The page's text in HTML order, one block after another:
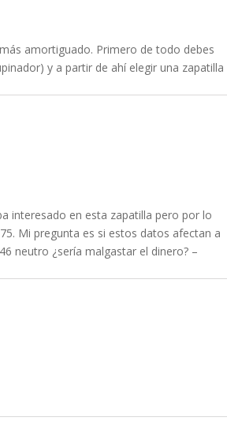
amortiguado. Primero de todo debes
y a partir de ahí elegir una zapatilla
interesado en esta zapatilla pero por lo
Mi pregunta es si estos datos afectan a
neutro ¿sería malgastar el dinero? –